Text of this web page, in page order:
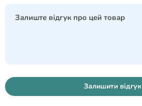
Залиште відгук про цей товар
Залишити відгук